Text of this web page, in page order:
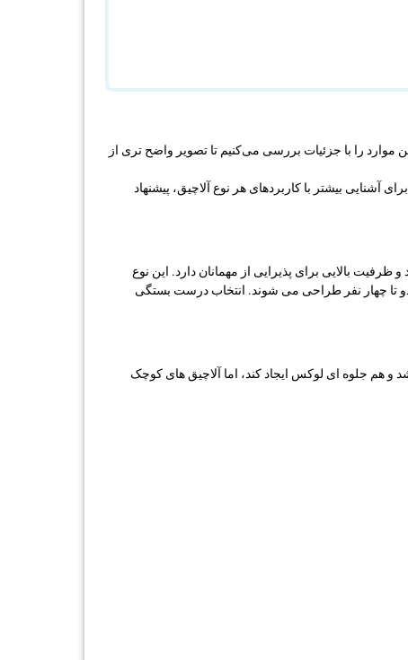
موارد را با جزئیات بررسی می‌کنیم تا تصویر واضح‌ تری از
بیشتر با کاربردهای هر نوع آلاچیق، پیشنهاد
بالایی برای پذیرایی از مهمانان دارد. این نوع
دو تا چهار نفر طراحی می ‌شوند. انتخاب درست بستگی
و هم جلوه ‌ای لوکس ایجاد کند، اما آلاچیق ‌های کوچک